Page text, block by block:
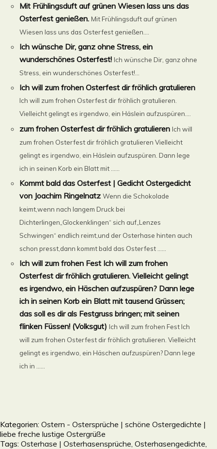
Mit Frühlingsduft auf grünen Wiesen lass uns das
Osterfest genießen. Mit Frühlingsduft auf grünen
Wiesen lass uns das Osterfest genießen....
Ich wünsche Dir, ganz ohne Stress, ein
wunderschönes Osterfest! Ich wünsche Dir, ganz ohne
Stress, ein wunderschönes Osterfest!...
Ich will zum frohen Osterfest dir fröhlich gratulieren
Ich will zum frohen Osterfest dir fröhlich gratulieren.
Vielleicht gelingt es irgendwo, ein Häslein aufzuspüren....
zum frohen Osterfest dir fröhlich gratulieren Ich will
zum frohen Osterfest dir fröhlich gratulieren Vielleicht
gelingt es irgendwo, ein Häslein aufzuspüren. Dann lege
ich in seinen Korb ein Blatt mit ......
Kommt bald das Osterfest | Gedicht Ostergedicht
von Joachim Ringelnatz Wenn die Schokolade
keimt,wenn nach langem Druck bei
Dichterlingen„Glockenklingen“ sich auf„Lenzes
Schwingen“ endlich reimt,und der Osterhase hinten auch
schon presst,dann kommt bald das Osterfest ......
Ich will zum frohen Fest Ich will zum frohen
Osterfest dir fröhlich gratulieren. Vielleicht gelingt
es irgendwo, ein Häschen aufzuspüren? Dann lege
ich in seinen Korb ein Blatt mit tausend Grüssen;
das soll es dir als Festgruss bringen; mit seinen
flinken Füssen! (Volksgut) Ich will zum frohen Fest Ich
will zum frohen Osterfest dir fröhlich gratulieren. Vielleicht
gelingt es irgendwo, ein Häschen aufzuspüren? Dann lege
ich in ......
Kategorien: Ostern - Ostersprüche | schöne Ostergedichte |
liebe freche lustige Ostergrüße
Tags: Osterhase | Osterhasensprüche, Osterhasengedichte